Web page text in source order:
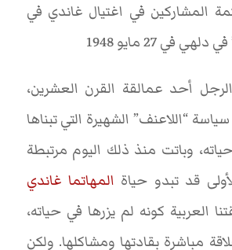
المشاركين في اغتيال غاندي في
في 27 مايو 1948
أحد عمالقة القرن العشرين،
سياسة “اللاعنف” الشهيرة التي تبناها
وباتت منذ ذلك اليوم مرتبطة
قد تبدو حياة المهاتما غاندي
العربية كونه لم يزرها في حياته،
مباشرة بقادتها ومشاكلها. ولكن